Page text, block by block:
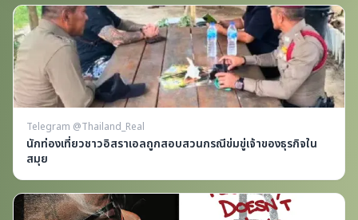
Telegram @Thailand_Real
นักท่องเที่ยวชาวอิสราเอลถูกสอบสวนกรณีข่มขู่เจ้าของธุรกิจใน
สมุย